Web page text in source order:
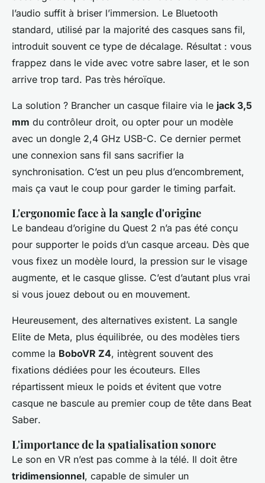
l’audio suffit à briser l’immersion. Le Bluetooth
standard, utilisé par la majorité des casques sans fil,
introduit souvent ce type de décalage. Résultat : vous
frappez dans le vide avec votre sabre laser, et le son
arrive trop tard. Pas très héroïque.
La solution ? Brancher un casque filaire via le jack 3,5
mm du contrôleur droit, ou opter pour un modèle
avec un dongle 2,4 GHz USB-C. Ce dernier permet
une connexion sans fil sans sacrifier la
synchronisation. C’est un peu plus d’encombrement,
mais ça vaut le coup pour garder le timing parfait.
L'ergonomie face à la sangle d'origine
Le bandeau d’origine du Quest 2 n’a pas été conçu
pour supporter le poids d’un casque arceau. Dès que
vous fixez un modèle lourd, la pression sur le visage
augmente, et le casque glisse. C’est d’autant plus vrai
si vous jouez debout ou en mouvement.
Heureusement, des alternatives existent. La sangle
Elite de Meta, plus équilibrée, ou des modèles tiers
comme la BoboVR Z4, intègrent souvent des
fixations dédiées pour les écouteurs. Elles
répartissent mieux le poids et évitent que votre
casque ne bascule au premier coup de tête dans Beat
Saber.
L'importance de la spatialisation sonore
Le son en VR n’est pas comme à la télé. Il doit être
tridimensionnel, capable de simuler un